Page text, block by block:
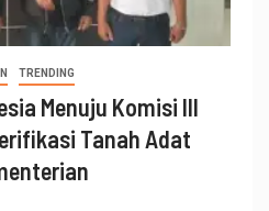
TRENDING
Menuju Komisi III
Tanah Adat